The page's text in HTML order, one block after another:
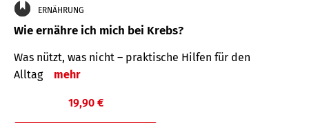
ERNÄHRUNG
Wie ernähre ich mich bei Krebs?
Was nützt, was nicht – praktische Hilfen für den
Alltag
mehr
19,90 €